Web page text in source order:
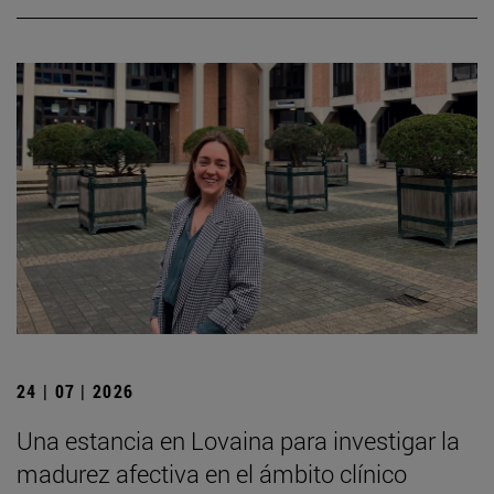
24 | 07 | 2026
Una estancia en Lovaina para investigar la
madurez afectiva en el ámbito clínico